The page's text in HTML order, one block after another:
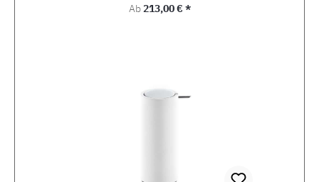
Regulärer Preis:
Ab213,00 € *